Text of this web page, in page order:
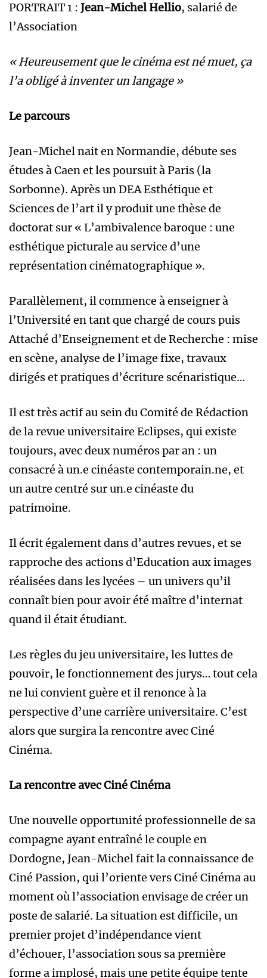
PORTRAIT 1 : Jean-Michel Hellio, salarié de
l’Association
« Heureusement que le cinéma est né muet, ça
l’a obligé à inventer un langage »
Le parcours
Jean-Michel nait en Normandie, débute ses
études à Caen et les poursuit à Paris (la
Sorbonne). Après un DEA Esthétique et
Sciences de l’art il y produit une thèse de
doctorat sur « L’ambivalence baroque : une
esthétique picturale au service d’une
représentation cinématographique ».
Parallèlement, il commence à enseigner à
l’Université en tant que chargé de cours puis
Attaché d’Enseignement et de Recherche : mise
en scène, analyse de l’image fixe, travaux
dirigés et pratiques d’écriture scénaristique…
Il est très actif au sein du Comité de Rédaction
de la revue universitaire Eclipses, qui existe
toujours, avec deux numéros par an : un
consacré à un.e cinéaste contemporain.ne, et
un autre centré sur un.e cinéaste du
patrimoine.
Il écrit également dans d’autres revues, et se
rapproche des actions d’Education aux images
réalisées dans les lycées – un univers qu’il
connaît bien pour avoir été maître d’internat
quand il était étudiant.
Les règles du jeu universitaire, les luttes de
pouvoir, le fonctionnement des jurys… tout cela
ne lui convient guère et il renonce à la
perspective d’une carrière universitaire. C’est
alors que surgira la rencontre avec Ciné
Cinéma.
La rencontre avec Ciné Cinéma
Une nouvelle opportunité professionnelle de sa
compagne ayant entraîné le couple en
Dordogne, Jean-Michel fait la connaissance de
Ciné Passion, qui l’oriente vers Ciné Cinéma au
moment où l’association envisage de créer un
poste de salarié. La situation est difficile, un
premier projet d’indépendance vient
d’échouer, l’association sous sa première
forme a implosé, mais une petite équipe tente